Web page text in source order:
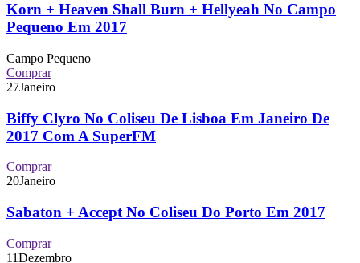
Korn + Heaven Shall Burn + Hellyeah No Campo
Pequeno Em 2017
Campo Pequeno
Comprar
27Janeiro
Biffy Clyro No Coliseu De Lisboa Em Janeiro De
2017 Com A SuperFM
Comprar
20Janeiro
Sabaton + Accept No Coliseu Do Porto Em 2017
Comprar
11Dezembro